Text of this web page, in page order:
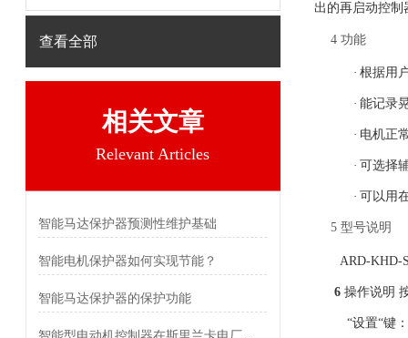
查看全部
相关文章
Relevant Articles
智能马达保护器预测性维护基础
智能电机保护器如何实现节能？
智能马达保护器的保护功能
出的再启动控
4 功能
· 根据用
· 能记录
· 电机正
· 可选择
· 可以用
5 型号说明
ARD-KHD-
6 操作说明
“设置“键